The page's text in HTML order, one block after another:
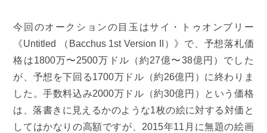
今回のオークションの目玉はサイ・トゥオンブリー
《Untitled （Bacchus 1st Version II）》で、予想落札価
格は1800万〜2500万ドル（約27億〜38億円）でした
が、予想を下回る1700万ドル（約26億円）に終わりま
した。手数料込み2000万ドル（約30億円）という価格
は、落書きに見えるかのような1枚の絵に対する対価と
してはかなりの高額ですが、2015年11月に無題の絵画